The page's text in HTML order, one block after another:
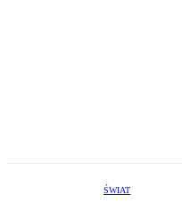
ŚWIAT